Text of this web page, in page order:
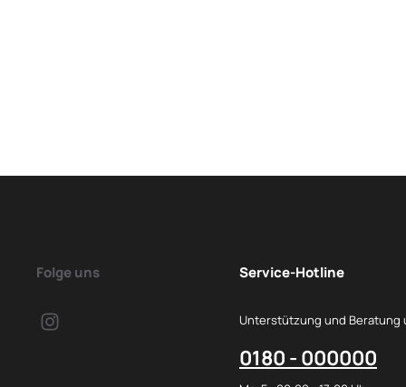
Folge uns Service-Hotline
Unterstützung und Beratung
0180 - 000000